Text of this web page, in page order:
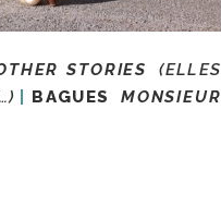
STORIES
(ELLES
BAGUES
MONSIEUR